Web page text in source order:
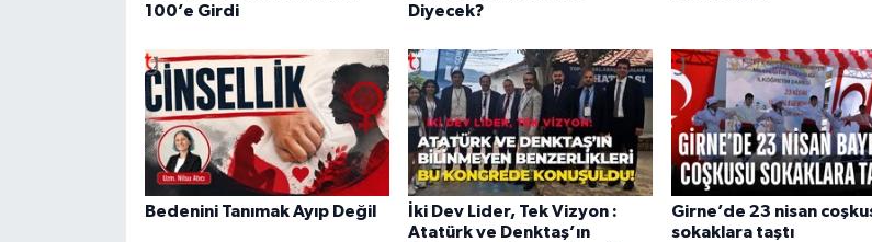
100’e Girdi
Diyecek?
Bedenini Tanımak Ayıp Değil
İki Dev Lider, Tek Vizyon :
Atatürk ve Denktaş’ın
Girne’de 23 nisan
sokaklara taştı